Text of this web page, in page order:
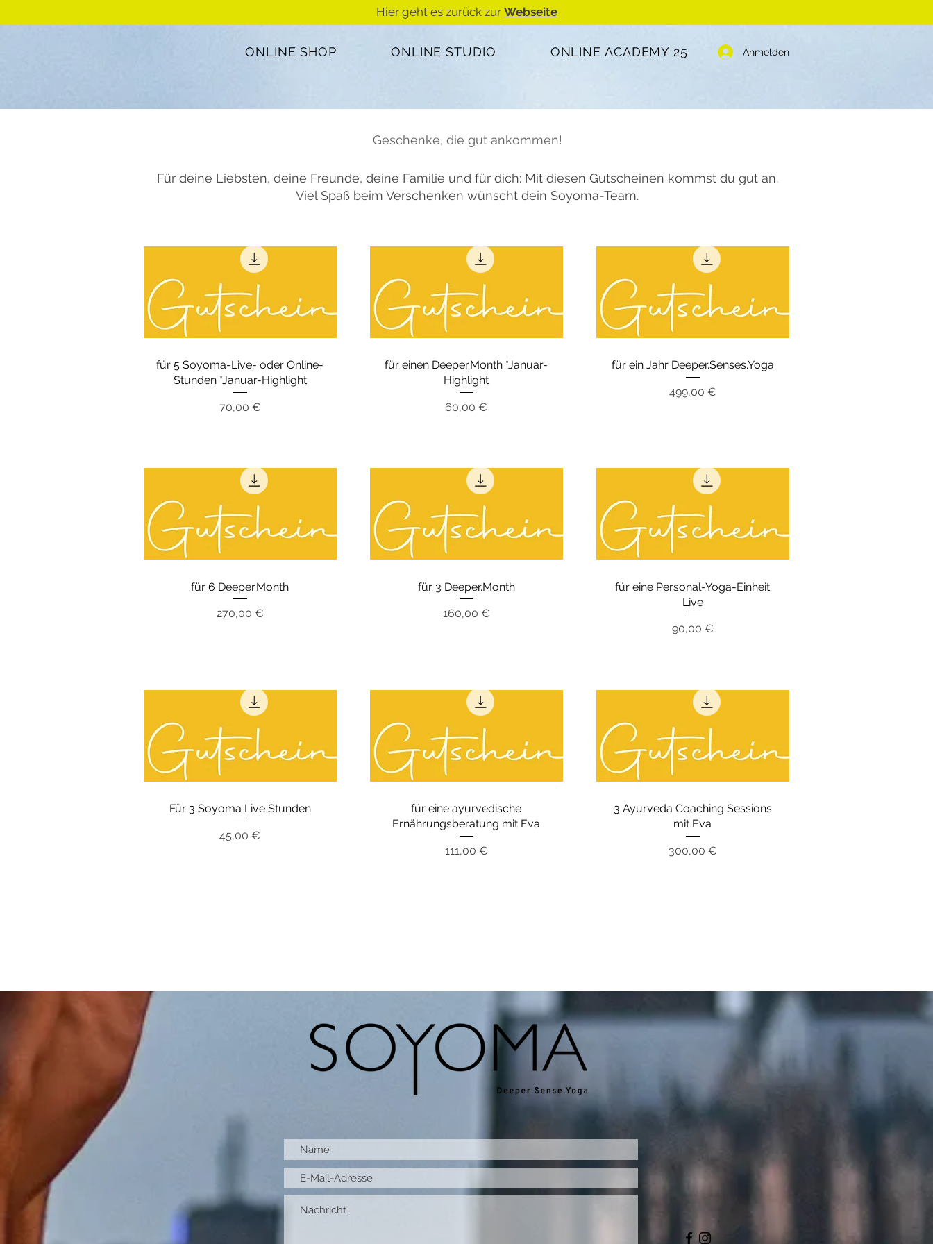
Hier geht es zurück zur Webseite
ONLINE SHOP ONLINE STUDIO ONLINE ACADEMY 25 Anmelden
Geschenke, die gut ankommen!
Für deine Liebsten, deine Freunde, deine Familie und für dich: Mit diesen Gutscheinen kommst du gut an.
Viel Spaß beim Verschenken wünscht dein Soyoma-Team.
für 5 Soyoma-Live- oder Online-
Stunden *Januar-Highlight
Preis
70,00 €
für einen Deeper.Month *Januar-
Highlight
Preis
60,00 €
für ein Jahr Deeper.Senses.Yoga
Preis
499,00 €
für 6 Deeper.Month
Preis
270,00 €
für 3 Deeper.Month
Preis
160,00 €
für eine Personal-Yoga-Einheit
Live
Preis
90,00 €
Für 3 Soyoma Live Stunden
Preis
45,00 €
für eine ayurvedische
Ernährungsberatung mit Eva
Preis
111,00 €
3 Ayurveda Coaching Sessions
mit Eva
Preis
300,00 €